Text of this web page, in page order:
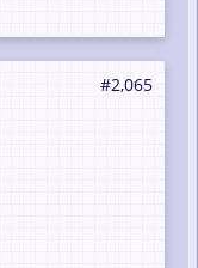
#2,065